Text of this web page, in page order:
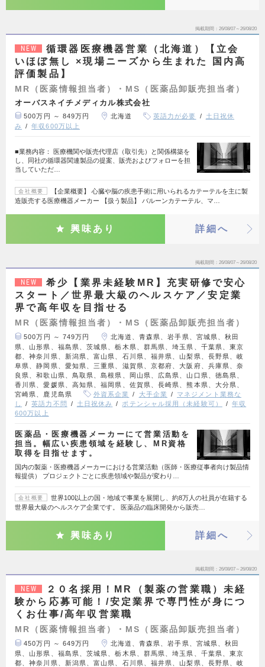
掲載期間 26/08/07～26/08/20
NEW
循環器医療機器営業（北海道）【立会
いほぼ無し ×現場ニーズから生まれた 国内高
評価製品】
MR（医薬情報担当者）・MS（医薬品卸販売担当者）
オーバスネイチメディカル株式会社
500万円 ～ 849万円 北海道 英語力が必要
土日祝休
み
年収600万以上
■業務内容： 医療機関や販売代理店（取引先）と関係構築を
し、同社の循環器関連製品の提案、販売およびフォローを担
当していただ…
会社概要
【企業概要】 心臓や脳の疾患手術に用いられるカテーテルを主に製
造販売する医療機器メーカー 【扱う製品】 バルーンカテーテル、マ…
興味あり 詳細へ
掲載期間 26/08/07～26/08/20
NEW
希少【業界未経験MR】充実研修で安心
スタート／世界最大級のヘルスケア／安定業
界で高年収を目指せる
MR（医薬情報担当者）・MS（医薬品卸販売担当者）
500万円 ～ 749万円
北海道、青森県、岩手県、宮城県、秋田
県、山形県、福島県、茨城県、栃木県、群馬県、埼玉県、千葉県、東京
都、神奈川県、新潟県、富山県、石川県、福井県、山梨県、長野県、岐
阜県、静岡県、愛知県、三重県、滋賀県、京都府、大阪府、兵庫県、奈
良県、和歌山県、鳥取県、島根県、岡山県、広島県、山口県、徳島県、
香川県、愛媛県、高知県、福岡県、佐賀県、長崎県、熊本県、大分県、
宮崎県、鹿児島県
外資系企業 大手企業
マネジメント業務な
し
英語力不問 土日祝休み ポテンシャル採用（未経験可）
年収
600万以上
医薬品・医療機器メーカーにて営業活動を
担当。幅広い疾患領域を経験し、MR資格
取得を目指せます。
国内の製薬・医療機器メーカーにおける営業活動（医師・医療従事者向け製品情
報提供） プロジェクトごとに疾患領域や製品が変わり…
会社概要
世界100以上の国・地域で事業を展開し、約8万人の社員が在籍する
世界最大級のヘルスケア企業です。 医薬品の臨床開発から販売…
興味あり 詳細へ
掲載期間 26/08/07～26/08/20
NEW
２０名採用！MR（製薬の営業職）未経
験から応募可能！/安定業界で専門性が身につ
くお仕事/高年収営業職
MR（医薬情報担当者）・MS（医薬品卸販売担当者）
450万円 ～ 649万円
北海道、青森県、岩手県、宮城県、秋田
県、山形県、福島県、茨城県、栃木県、群馬県、埼玉県、千葉県、東京
都、神奈川県、新潟県、富山県、石川県、福井県、山梨県、長野県、岐